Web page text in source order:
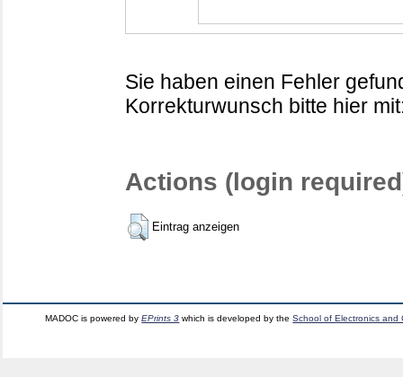
Sie haben einen Fehler
Korrekturwunsch bitte hier
Actions (login
Eintrag anzeigen
MADOC is powered byEPrints 3 which is developed by theSchool of Electronics and